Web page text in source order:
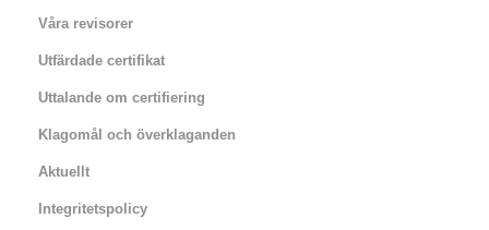
Våra revisorer
Utfärdade certifikat
Uttalande om certifiering
Klagomål och överklaganden
Aktuellt
Integritetspolicy